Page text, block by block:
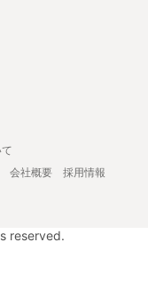
会社概要
採用情報
reserved.